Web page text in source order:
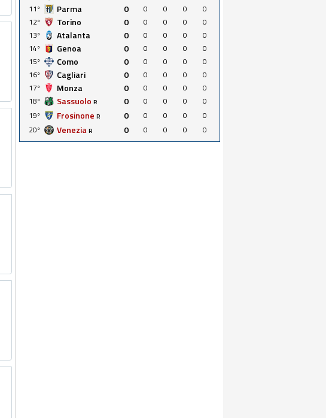
11º
Parma 0 0 0 0
0
12º
Torino 0 0 0 0
0
13º
Atalanta 0 0 0 0
0
14º
Genoa 0 0 0 0
0
15º
Como 0 0 0 0
0
16º
Cagliari 0 0 0 0
0
17º
Monza 0 0 0 0
0
18º
Sassuolo R 0 0 0 0
0
19º
Frosinone R 0 0 0 0
0
20º
Venezia R 0 0 0 0 0